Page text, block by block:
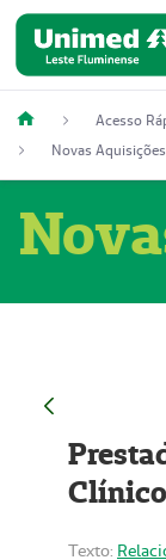
Acesso
Novas Aquisições
Texto: